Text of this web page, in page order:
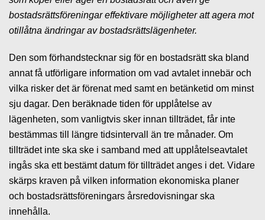
bostadsrättsföreningar effektivare möjligheter att agera mot
otillåtna ändringar av bostadsrättslägenheter.
Den som förhandstecknar sig för en bostadsrätt ska bland
annat få utförligare information om vad avtalet innebär och
vilka risker det är förenat med samt en betänketid om minst
sju dagar. Den beräknade tiden för upplåtelse av
lägenheten, som vanligtvis sker innan tillträdet, får inte
bestämmas till längre tidsintervall än tre månader. Om
tillträdet inte ska ske i samband med att upplåtelseavtalet
ingås ska ett bestämt datum för tillträdet anges i det. Vidare
skärps kraven på vilken information ekonomiska planer
och bostadsrättsföreningars årsredovisningar ska
innehålla.